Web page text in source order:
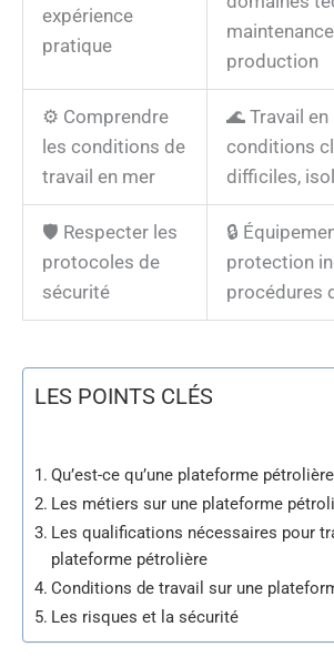
expérience
pratique
production
⚙️ Comprendre
les conditions de
travail en mer
🌊 Travail
conditions
difficiles,
🛡️ Respecter les
protocoles de
sécurité
🔒
protection
procédures
LES POINTS CLÉS
Qu’est-ce qu’une plateforme
Les métiers sur une plateforme
Les qualifications nécessaires pour
plateforme pétrolière
Conditions de travail sur une
Les risques et la sécurité